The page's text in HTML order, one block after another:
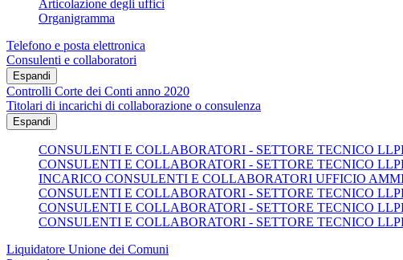
Articolazione degli uffici
Organigramma
Telefono e posta elettronica
Consulenti e collaboratori
Espandi
Controlli Corte dei Conti anno 2020
Titolari di incarichi di collaborazione o consulenza
Espandi
CONSULENTI E COLLABORATORI - SETTORE TECNICO
CONSULENTI E COLLABORATORI - SETTORE TECNICO
INCARICO CONSULENTI E COLLABORATORI UFFICIO
CONSULENTI E COLLABORATORI - SETTORE TECNICO
CONSULENTI E COLLABORATORI - SETTORE TECNICO
CONSULENTI E COLLABORATORI - SETTORE TECNICO
Liquidatore Unione dei Comuni